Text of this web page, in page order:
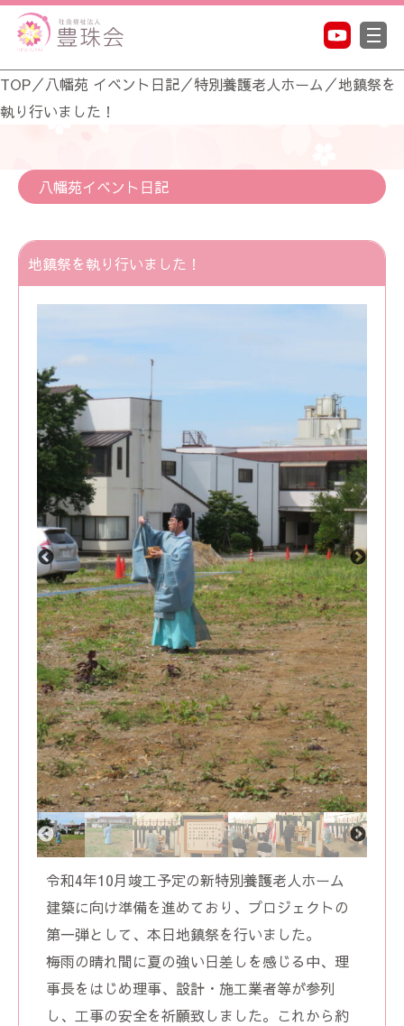
TOP／八幡苑 イベント日記／特別養護老人ホーム ／地鎮祭を
執り行いました！
八幡苑イベント日記
地鎮祭を執り行いました！
令和4年10月竣工予定の新特別養護老人ホーム
建築に向け準備を進めており、プロジェクトの
第一弾として、本日地鎮祭を行いました。
梅雨の晴れ間に夏の強い日差しを感じる中、理
事長をはじめ理事、設計・施工業者等が参列
し、工事の安全を祈願致しました。これから約